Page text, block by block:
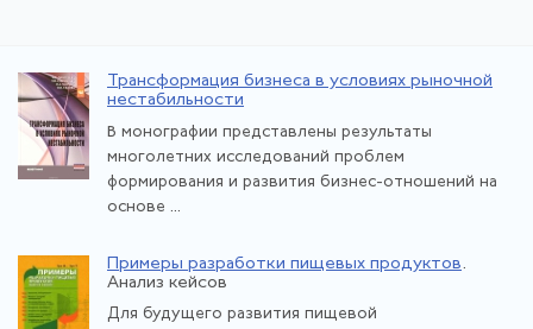
Трансформация бизнеса в условиях рыночной
нестабильности
В монографии представлены результаты
многолетних исследований проблем
формирования и развития бизнес-отношений на
основе ...
Примеры разработки пищевых продуктов.
Анализ кейсов
Для будущего развития пищевой